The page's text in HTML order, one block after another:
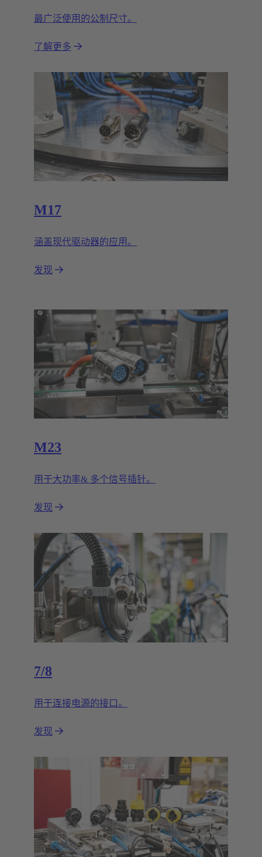
最广泛使用的公制尺寸。
了解更多
M17
涵盖现代驱动器的应用。
发现
M23
用于大功率& 多个信号插针。
发现
7/8
用于连接电源的接口。
发现